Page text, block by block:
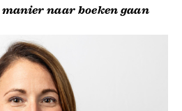
manier naar boeken gaan